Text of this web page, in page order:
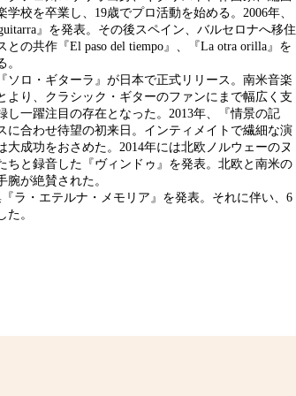
校を卒業し、19歳でプロ活動を始める。2006年、
』を発表。その後スペイン、バルセロナへ移住
の共作『El paso del tiempo』、『La otra orilla』を
ソロ・ギターラ』が日本で正式リリース。南米音楽
より、クラシック・ギターのファンにまで幅広く支
し一躍注目の存在となった。2013年、『情景の記
に合わせ待望の初来日。インティメイトで繊細な演
成功をおさめた。2014年には北欧ノルウェーのヌ
ちと録音した『ヴィンドゥ』を発表。北欧と南米の
が絶賛された。
ラ・エテルナ・メモリア』を発表。それに伴い、6
。